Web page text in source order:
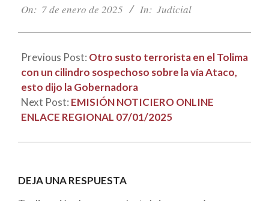
01-
On: 7 de enero de 2025 In: Judicial
Previous Post: Otro susto terrorista en el Tolima
con un cilindro sospechoso sobre la vía Ataco,
esto dijo la Gobernadora
Next Post: EMISIÓN NOTICIERO ONLINE
ENLACE REGIONAL 07/01/2025
DEJA UNA RESPUESTA